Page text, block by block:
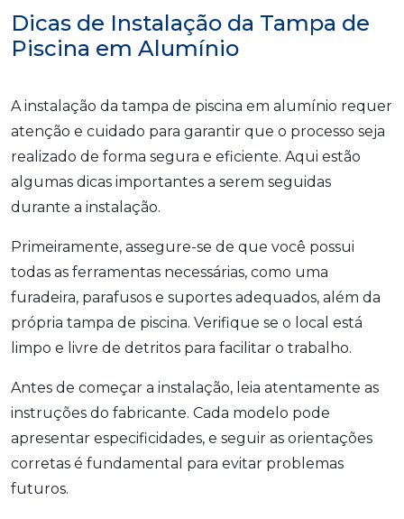
Dicas de Instalação da Tampa de
Piscina em Alumínio
A instalação da tampa de piscina em alumínio requer
atenção e cuidado para garantir que o processo seja
realizado de forma segura e eficiente. Aqui estão
algumas dicas importantes a serem seguidas
durante a instalação.
Primeiramente, assegure-se de que você possui
todas as ferramentas necessárias, como uma
furadeira, parafusos e suportes adequados, além da
própria tampa de piscina. Verifique se o local está
limpo e livre de detritos para facilitar o trabalho.
Antes de começar a instalação, leia atentamente as
instruções do fabricante. Cada modelo pode
apresentar especificidades, e seguir as orientações
corretas é fundamental para evitar problemas
futuros.